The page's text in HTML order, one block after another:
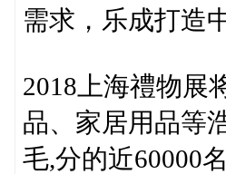
需求，乐成打造
2018上海禮物展
品、家居用品等
毛,分的近60000